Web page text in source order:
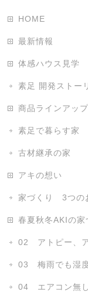
HOME
最新情報
体感ハウス見学
素足 開発ストー
商品ラインアップ
素足で暮らす家
古材継承の家
アキの想い
家づくり 3つの
春夏秋冬AKIの家
02 アトピー、ア
03 梅雨でも湿度
04 エアコン無し